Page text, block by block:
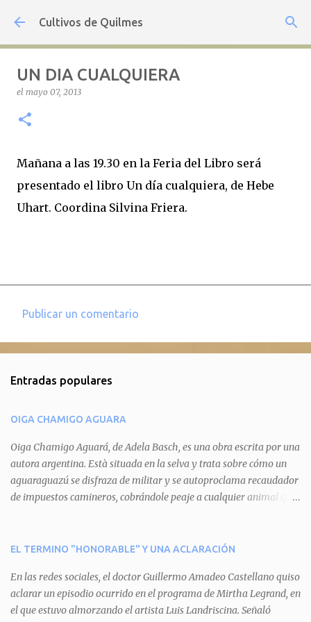
Ir al contenido principal
Cultivos de Quilmes
UN DIA CUALQUIERA
el mayo 07, 2013
Mañana a las 19.30 en la Feria del Libro será
presentado el libro Un día cualquiera, de Hebe
Uhart. Coordina Silvina Friera.
e
t
a
r
i
o
Publicar un comentario
Entradas populares
OIGA CHAMIGO AGUARA
Oiga Chamigo Aguará, de Adela Basch, es una obra escrita por una
autora argentina. Està situada en la selva y trata sobre cómo un
aguaraguazú se disfraza de militar y se autoproclama recaudador
de impuestos camineros, cobrándole peaje a cualquier animal que
aguará le provoca. De igual manera pasa con Tatú, el armadillo.
del aguará y pasa sin pagar. Por último, Tui, la cotorra, deja
expuesta la mentira del aguará y arenga a los otros tres
personajes a unirse para enfrentarlo. Finalmente, terminan por
EL TERMINO "HONORABLE" Y UNA ACLARACIÓN
En las redes sociales, el doctor Guillermo Amadeo Castellano quiso
aclarar un episodio ocurrido en el programa de Mirtha Legrand, en
el que estuvo almorzando el artista Luis Landriscina. Señaló